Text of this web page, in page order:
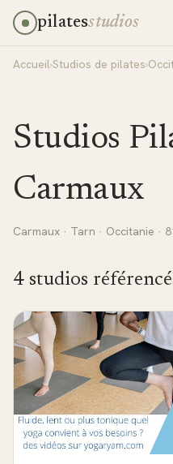
pilatesstudios
Accueil›Studios de pilates›
Studios
Carmaux
Carmaux · Tarn · Occitanie ·
4 studios référencé